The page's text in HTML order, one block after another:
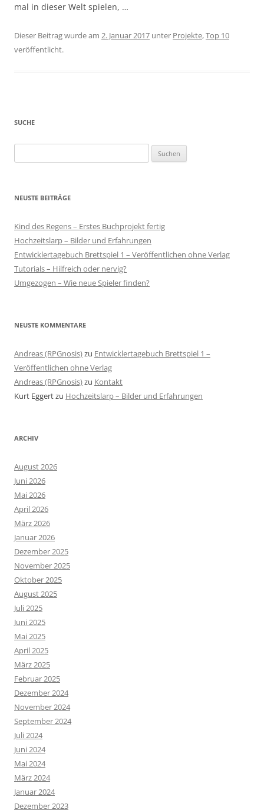
mal in dieser Welt spielen, …
Dieser Beitrag wurde am 2. Januar 2017 unter Projekte,Top 10
veröffentlicht.
SUCHE
nach:
NEUSTE BEITRÄGE
Kind des Regens – Erstes Buchprojekt fertig
Hochzeitslarp – Bilder und Erfahrungen
Entwicklertagebuch Brettspiel 1 – Veröffentlichen ohne Verlag
Tutorials – Hilfreich oder nervig?
Umgezogen – Wie neue Spieler finden?
NEUSTE KOMMENTARE
Andreas (RPGnosis)zu Entwicklertagebuch Brettspiel 1 –
Veröffentlichen ohne Verlag
Andreas (RPGnosis)zu Kontakt
Kurt Eggertzu Hochzeitslarp – Bilder und Erfahrungen
ARCHIV
August 2026
Juni 2026
Mai 2026
April 2026
März 2026
Januar 2026
Dezember 2025
November 2025
Oktober 2025
August 2025
Juli 2025
Juni 2025
Mai 2025
April 2025
März 2025
Februar 2025
Dezember 2024
November 2024
September 2024
Juli 2024
Juni 2024
Mai 2024
März 2024
Januar 2024
Dezember 2023